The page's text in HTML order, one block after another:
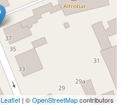
Leaflet | ©OpenStreetMapcontributors